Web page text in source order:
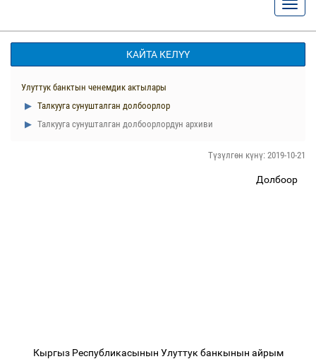
КАЙТА КЕЛҮҮ
Улуттук банктын ченемдик актылары
Талкууга сунушталган долбоорлор
Талкууга сунушталган долбоорлордун архиви
Түзүлгөн күнү: 2019-10-21
Долбоор
Кыргыз Республикасынын Улуттук банкынын айрым